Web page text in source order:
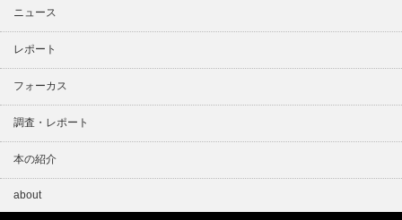
ニュース
レポート
フォーカス
調査・レポート
本の紹介
about